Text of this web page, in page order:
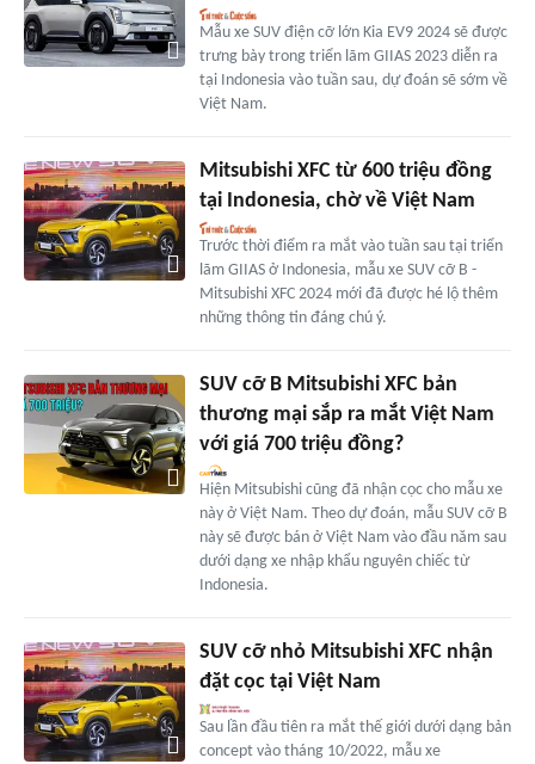
Mẫu xe SUV điện cỡ lớn Kia EV9 2024 sẽ được
trưng bày trong triển lãm GIIAS 2023 diễn ra
tại Indonesia vào tuần sau, dự đoán sẽ sớm về
Việt Nam.
Mitsubishi XFC từ 600 triệu đồng
tại Indonesia, chờ về Việt Nam
Trước thời điểm ra mắt vào tuần sau tại triển
lãm GIIAS ở Indonesia, mẫu xe SUV cỡ B -
Mitsubishi XFC 2024 mới đã được hé lộ thêm
những thông tin đáng chú ý.
SUV cỡ B Mitsubishi XFC bản
thương mại sắp ra mắt Việt Nam
với giá 700 triệu đồng?
Hiện Mitsubishi cũng đã nhận cọc cho mẫu xe
này ở Việt Nam. Theo dự đoán, mẫu SUV cỡ B
này sẽ được bán ở Việt Nam vào đầu năm sau
dưới dạng xe nhập khẩu nguyên chiếc từ
Indonesia.
SUV cỡ nhỏ Mitsubishi XFC nhận
đặt cọc tại Việt Nam
Sau lần đầu tiên ra mắt thế giới dưới dạng bản
concept vào tháng 10/2022, mẫu xe